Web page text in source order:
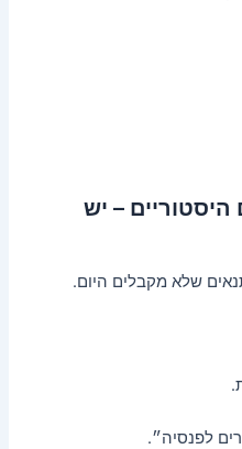
– יש
שלא מקבלים היום.
לפנסיה״.